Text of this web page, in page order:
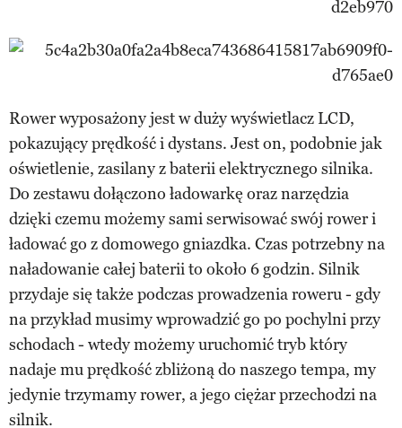
Rower wyposażony jest w duży wyświetlacz LCD,
pokazujący prędkość i dystans. Jest on, podobnie jak
oświetlenie, zasilany z baterii elektrycznego silnika.
Do zestawu dołączono ładowarkę oraz narzędzia
dzięki czemu możemy sami serwisować swój rower i
ładować go z domowego gniazdka. Czas potrzebny na
naładowanie całej baterii to około 6 godzin. Silnik
przydaje się także podczas prowadzenia roweru - gdy
na przykład musimy wprowadzić go po pochylni przy
schodach - wtedy możemy uruchomić tryb który
nadaje mu prędkość zbliżoną do naszego tempa, my
jedynie trzymamy rower, a jego ciężar przechodzi na
silnik.